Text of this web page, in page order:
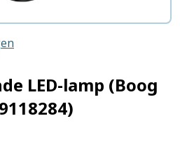
LED-lamp (Boog